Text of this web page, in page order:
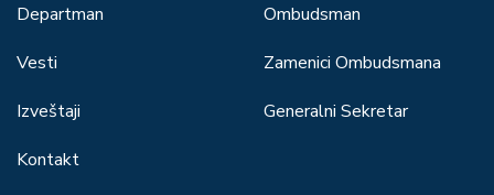
Departman
Vesti
Izveštaji
Kontakt
Ombudsman
Zamenici Ombudsmana
Generalni Sekretar